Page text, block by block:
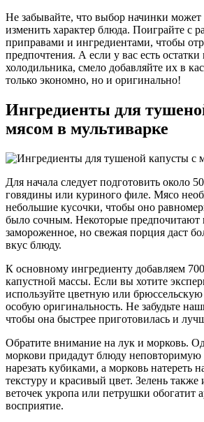
Не забывайте, что выбор начинки может
изменить характер блюда. Поиграйте с
приправами и ингредиентами, чтобы
предпочтения. А если у вас есть остатки
холодильника, смело добавляйте их в
только экономно, но и оригинально!
Ингредиенты для
мясом в мультиварке
Для начала следует подготовить около
говядины или куриного филе. Мясо
небольшие кусочки, чтобы оно
было сочным. Некоторые предпочитают
замороженное, но свежая порция даст
вкус блюду.
К основному ингредиенту добавляем
капустной массы. Если вы хотите
используйте цветную или
особую оригинальность. Не забудьте
чтобы она быстрее приготовилась и
Обратите внимание на лук и морковь.
моркови придадут блюду неповторимую
нарезать кубиками, а морковь натереть
текстуру и красивый цвет. Зелень также
веточек укропа или петрушки обогатит
восприятие.